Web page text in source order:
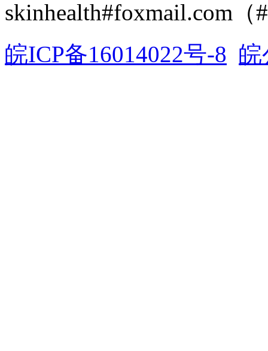
skinhealth#foxmail.com（
皖ICP备16014022号-8 皖